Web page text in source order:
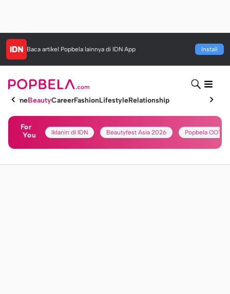
Baca artikel Popbela lainnya di IDN App Install
HomeBeautyCareerFashionLifestyleRelationship
For
You
Iklanin di IDN Beautyfest Asia 2026 Popbela OOTD